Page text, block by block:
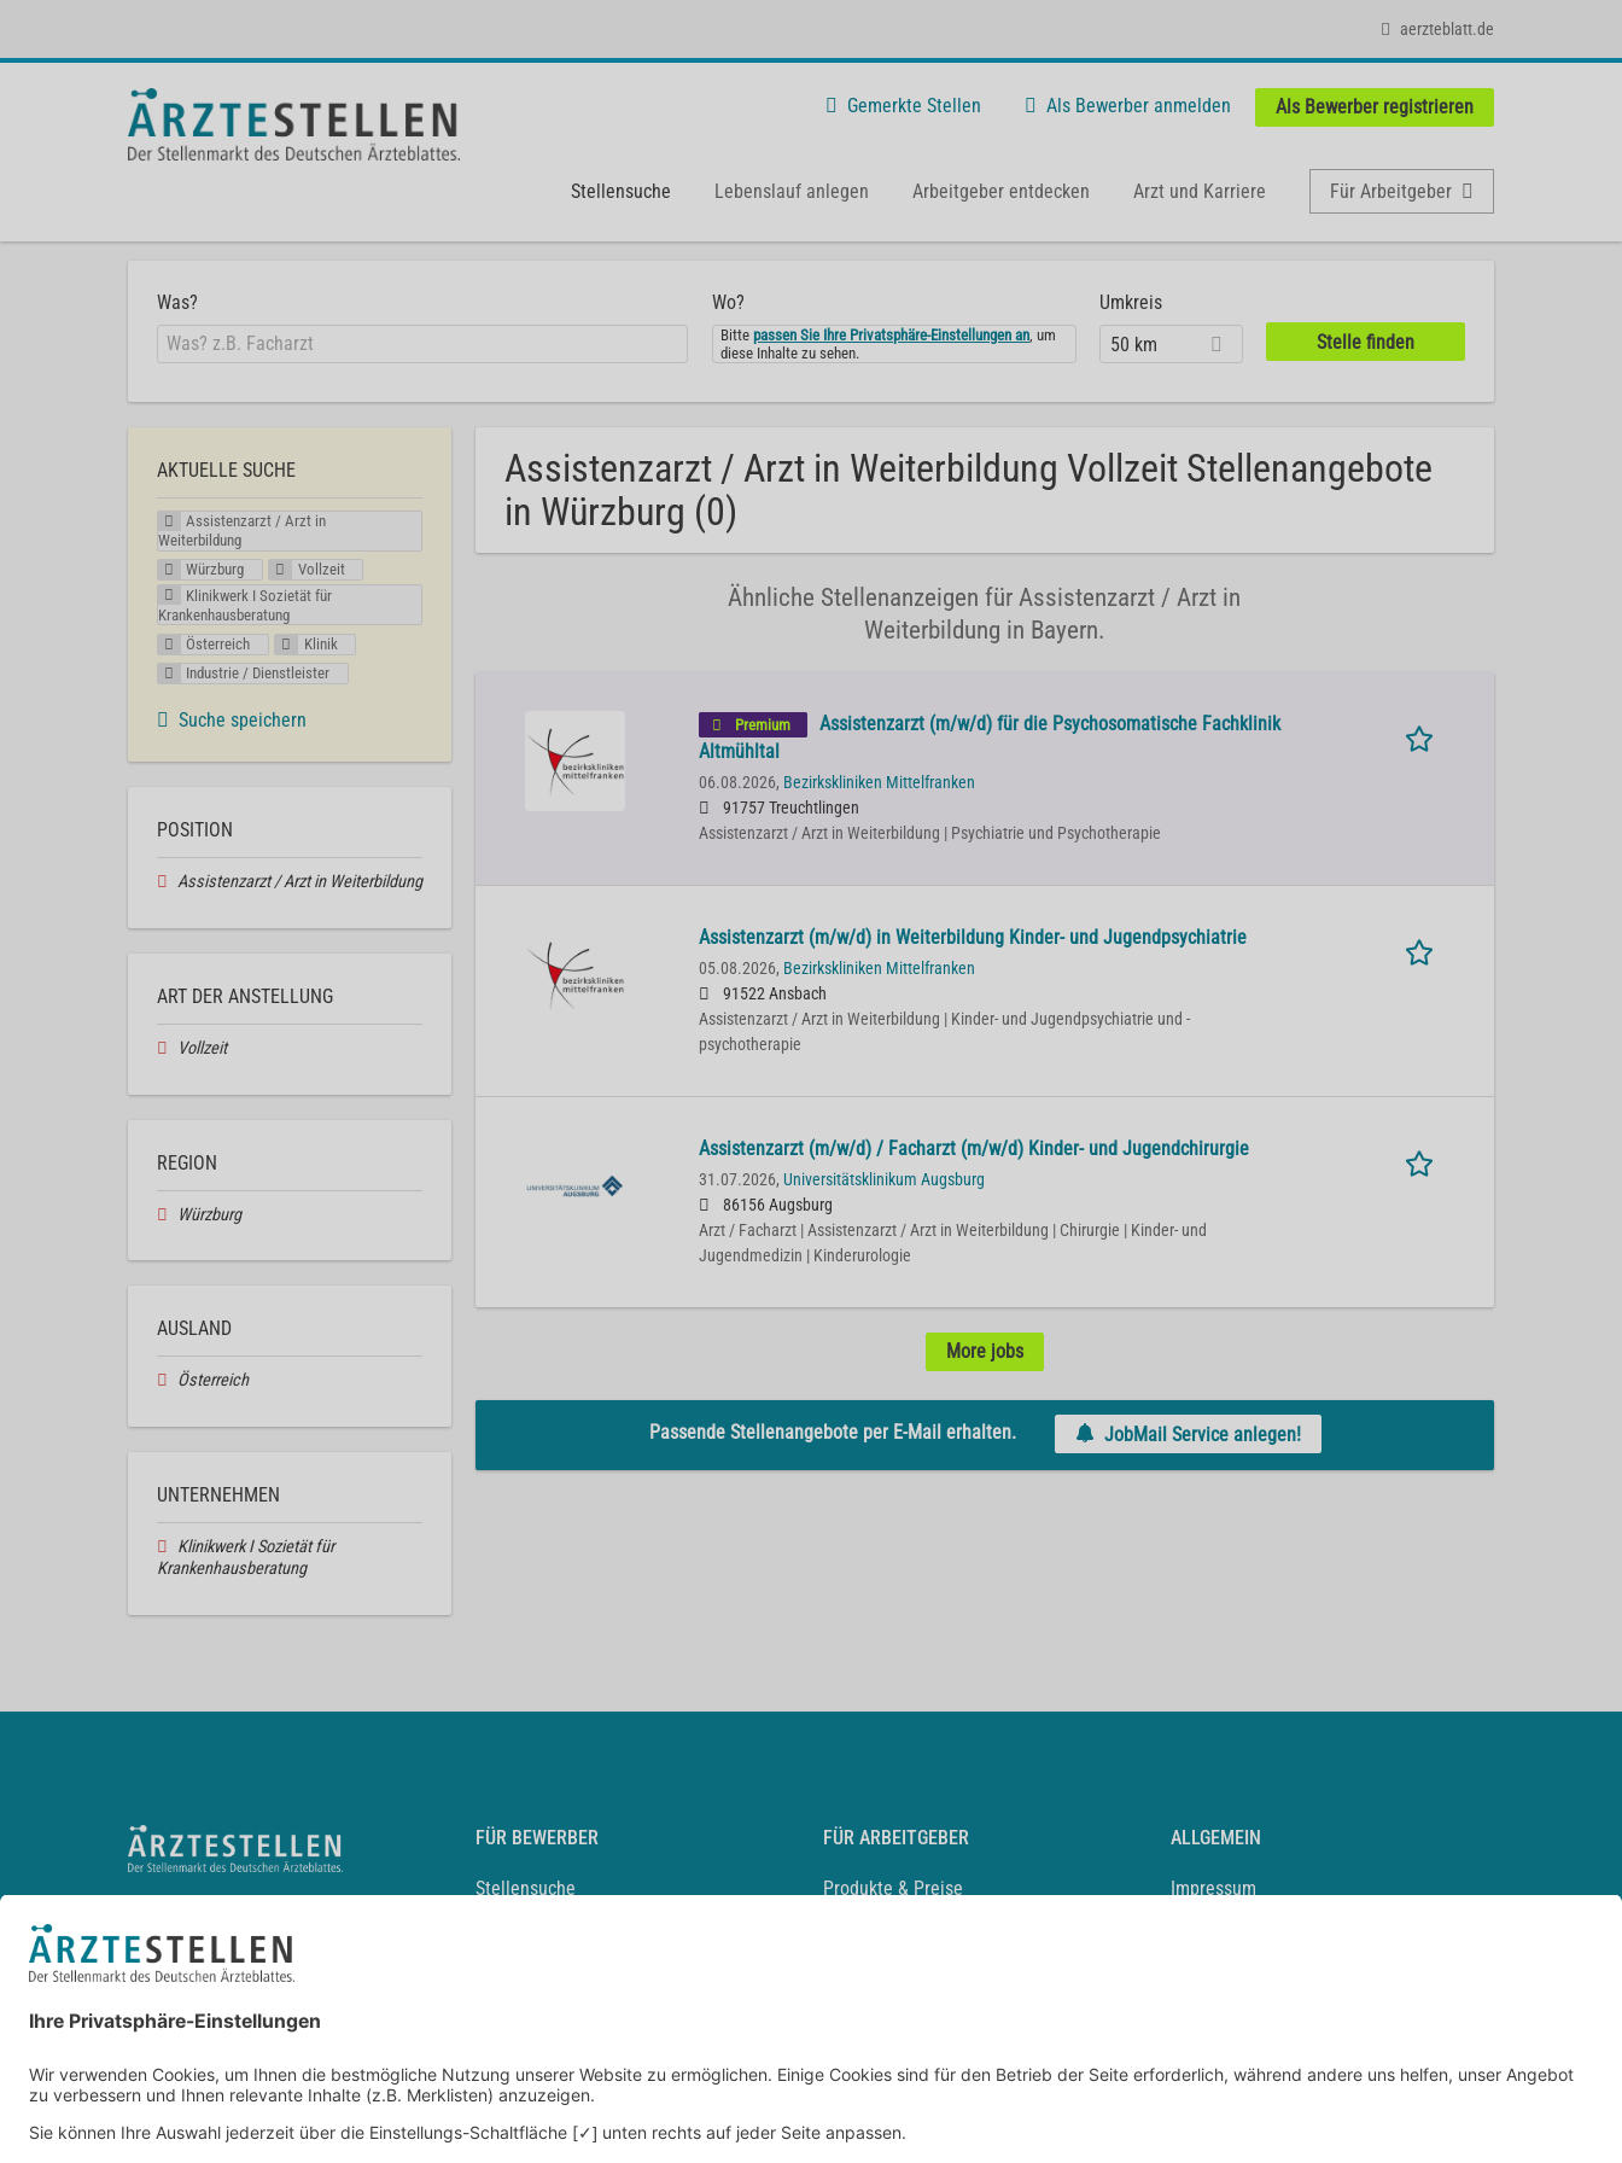
aerzteblatt.de
Gemerkte Stellen Als Bewerber anmelden Als Bewerber registrieren
Stellensuche Lebenslauf anlegen Arbeitgeber entdecken Arzt und Karriere Für Arbeitgeber
Was? Wo?
Bittepassen Sie Ihre Privatsphäre-Einstellungen an, um
diese Inhalte zu sehen.
Umkreis
50 km
Assistenzarzt / Arzt in Weiterbildung Vollzeit Stellenangebote
in Würzburg (0)
Ähnliche Stellenanzeigen für Assistenzarzt / Arzt in
Weiterbildung in Bayern.
Premium
Assistenzarzt (m/w/d) für die Psychosomatische Fachklinik
Altmühltal
06.08.2026, Bezirkskliniken Mittelfranken
91757 Treuchtlingen
Assistenzarzt / Arzt in Weiterbildung | Psychiatrie und Psychotherapie
Assistenzarzt (m/w/d) in Weiterbildung Kinder- und Jugendpsychiatrie
05.08.2026, Bezirkskliniken Mittelfranken
91522 Ansbach
Assistenzarzt / Arzt in Weiterbildung | Kinder- und Jugendpsychiatrie und -
psychotherapie
Assistenzarzt (m/w/d) / Facharzt (m/w/d) Kinder- und Jugendchirurgie
31.07.2026, Universitätsklinikum Augsburg
86156 Augsburg
Arzt / Facharzt | Assistenzarzt / Arzt in Weiterbildung | Chirurgie | Kinder- und
Jugendmedizin | Kinderurologie
More jobs
Passende Stellenangebote per E-Mail erhalten. JobMail Service anlegen!
AKTUELLE SUCHE
Assistenzarzt / Arzt in
Weiterbildung
Würzburg
Vollzeit
Klinikwerk I Sozietät für
Krankenhausberatung
Österreich
Klinik
Industrie / Dienstleister
Suche speichern
POSITION
Assistenzarzt / Arzt in Weiterbildung
ART DER ANSTELLUNG
Vollzeit
REGION
Würzburg
AUSLAND
Österreich
UNTERNEHMEN
Klinikwerk I Sozietät für
Krankenhausberatung
FÜR BEWERBER
Stellensuche
Durchsuchen Sie den Stellenkatalog
FÜR ARBEITGEBER
Produkte & Preise
ALLGEMEIN
Impressum